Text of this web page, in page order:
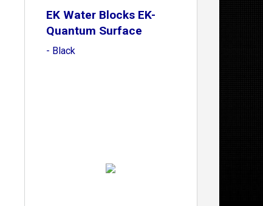
EK Water Blocks EK-
Quantum Surface
P420M
- Black